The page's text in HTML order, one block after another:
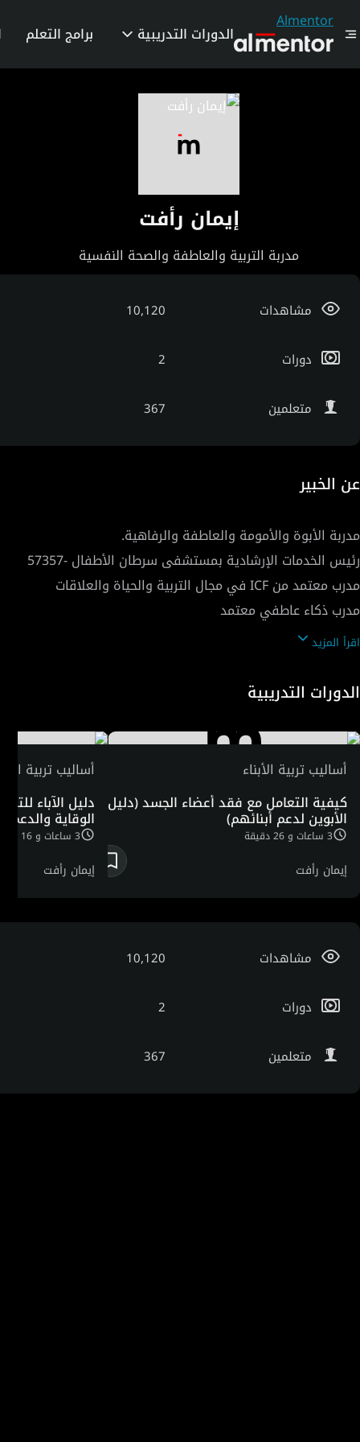
Almentor
الدورات التدريبية برامج التعلم
إيمان رأفت
مدربة التربية والعاطفة والصحة النفسية
مشاهدات 10,120
دورات 2
متعلمين 367
عن الخبير
ممارس معتمد في العلاج السلوكي المعرفي (العلاج
ممارس اليقظه
اقرأ المزيد
الدورات التدريبية
أساليب تربية الأبناء
كيفية التعامل مع فقد أعضاء الجسد (دليل
الأبوين لدعم أبنائهم)
3 ساعات و 26 دقيقة
إيمان رأفت
أساليب تربية
دليل الآباء
الوقاية والدعم
3 ساعات و 16 دقيقة
إيمان رأفت
مشاهدات 10,120
دورات 2
متعلمين 367